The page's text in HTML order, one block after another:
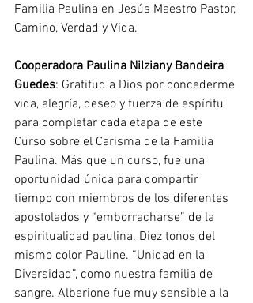
Familia Paulina en Jesús Maestro Pastor,
Camino, Verdad y Vida.
Cooperadora Paulina Nilziany Bandeira
Guedes: Gratitud a Dios por concederme
vida, alegría, deseo y fuerza de espíritu
para completar cada etapa de este
Curso sobre el Carisma de la Familia
Paulina. Más que un curso, fue una
oportunidad única para compartir
tiempo con miembros de los diferentes
apostolados y “emborracharse” de la
espiritualidad paulina. Diez tonos del
mismo color Pauline. “Unidad en la
Diversidad”, como nuestra familia de
sangre. Alberione fue muy sensible a la